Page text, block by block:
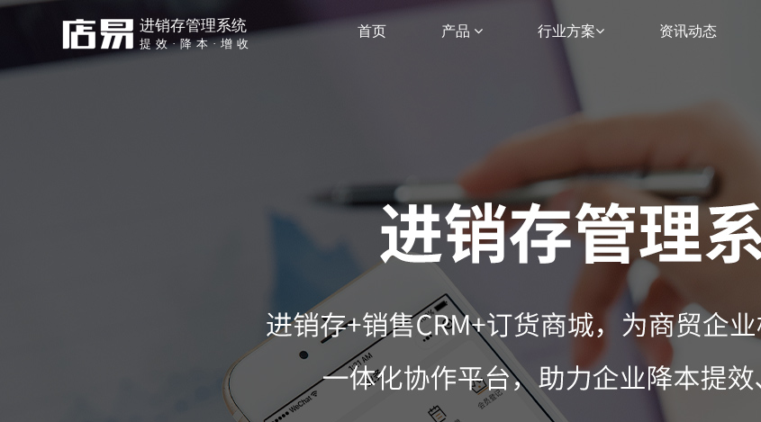
进销存管理系统
提效·降本·增收
首页 产品 行业方案 资讯动态